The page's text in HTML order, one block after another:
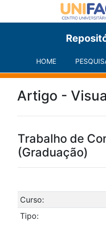
HOME
Artigo -
Trabalho de
(Graduação)
Curso:
Tipo: